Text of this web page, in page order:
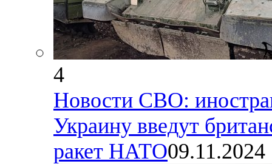
4
Новости СВО:
Украину введут
ракет НАТО09.11.2024